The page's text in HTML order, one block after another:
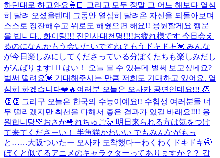
하던대로 하고와요🤞🏻 그리고 모두 정말 그 어느 해보다 열심
히 달려 오셨을텐데 그동안 열심히 달려온 자신을 되돌아보며
스스로 칭찬해주고 위로도 해줬으면 해요!! 응원할게요 행운
을 빕니다.. 화이팅!!! 진인사대천명!!!!お疲れ様です 今日会え
るのになんかもう会いたいですね？もうドキドキ💓 みんな
が今日楽しみにしてくださっている分ぼくたちも楽しみだし
がんばります❤️‍🔥 はい！ 오늘 볼 수 있는데 벌써 보고싶네요?
벌써 떨려요💓 기대해주시는 만큼 저희도 기대하고 있어요. 열
심히 하겠습니다❤️🔥 여러분 오늘은 오사카 공연인데요!!! 👏
👏👏 그리구 오늘은 한국의 수능이예요!! 수험생 여러분들 너
무 떨리겠지만 최선을 다해서 좋은 결과가 있길 바래요!!!! 응
원합니당💚おさか🤟れちゅご🦭 明日来られる方は気をつけ
て来てくださーい！ 半魚猫かわいい でもみんながもっ
と……大阪ついたー 오사카 도착했다ーわくわくドキドキ🤭
ぼくと似てるアニメのキャラクターってありますか？？ 갑